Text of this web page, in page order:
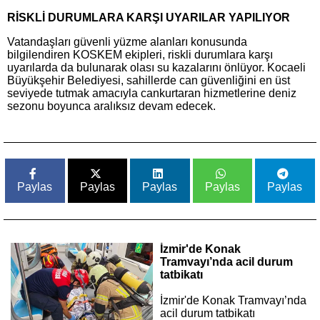
RİSKLİ DURUMLARA KARŞI UYARILAR YAPILIYOR
Vatandaşları güvenli yüzme alanları konusunda
bilgilendiren KOSKEM ekipleri, riskli durumlara karşı
uyarılarda da bulunarak olası su kazalarını önlüyor. Kocaeli
Büyükşehir Belediyesi, sahillerde can güvenliğini en üst
seviyede tutmak amacıyla cankurtaran hizmetlerine deniz
sezonu boyunca aralıksız devam edecek.
Paylas Paylas Paylas Paylas Paylas
İzmir'de Konak
Tramvayı’nda acil durum
tatbikatı
İzmir'de Konak Tramvayı’nda
acil durum tatbikatı